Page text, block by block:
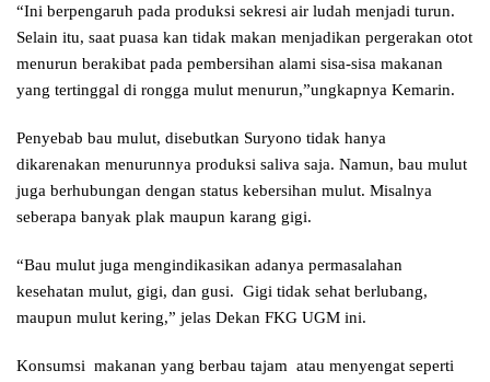
“Ini berpengaruh pada produksi sekresi air ludah menjadi turun.
Selain itu, saat puasa kan tidak makan menjadikan pergerakan otot
menurun berakibat pada pembersihan alami sisa-sisa makanan
yang tertinggal di rongga mulut menurun,”ungkapnya Kemarin.
Penyebab bau mulut, disebutkan Suryono tidak hanya
dikarenakan menurunnya produksi saliva saja. Namun, bau mulut
juga berhubungan dengan status kebersihan mulut. Misalnya
seberapa banyak plak maupun karang gigi.
“Bau mulut juga mengindikasikan adanya permasalahan
kesehatan mulut, gigi, dan gusi. Gigi tidak sehat berlubang,
maupun mulut kering,” jelas Dekan FKG UGM ini.
Konsumsi makanan yang berbau tajam atau menyengat seperti